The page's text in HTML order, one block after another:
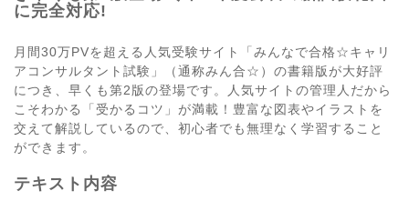
に完全対応!
月間30万PVを超える人気受験サイト「みんなで合格☆キャリ
アコンサルタント試験」（通称みん合☆）の書籍版が大好評
につき、早くも第2版の登場です。人気サイトの管理人だから
こそわかる「受かるコツ」が満載！豊富な図表やイラストを
交えて解説しているので、初心者でも無理なく学習すること
ができます。
テキスト内容